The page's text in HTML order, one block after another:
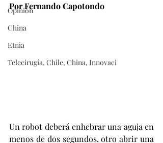
Opinión
China
Etnia
Telecirugía, Chile, China, Innovaci
Por Fernando Capotondo
Un robot deberá enhebrar una aguja en
menos de dos segundos, otro abrir una